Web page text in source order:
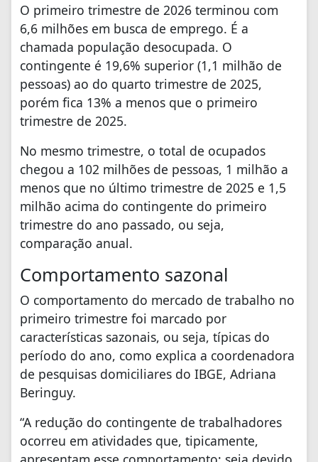
O primeiro trimestre de 2026 terminou com
6,6 milhões em busca de emprego. É a
chamada população desocupada. O
contingente é 19,6% superior (1,1 milhão de
pessoas) ao do quarto trimestre de 2025,
porém fica 13% a menos que o primeiro
trimestre de 2025.
No mesmo trimestre, o total de ocupados
chegou a 102 milhões de pessoas, 1 milhão a
menos que no último trimestre de 2025 e 1,5
milhão acima do contingente do primeiro
trimestre do ano passado, ou seja,
comparação anual.
Comportamento sazonal
O comportamento do mercado de trabalho no
primeiro trimestre foi marcado por
características sazonais, ou seja, típicas do
período do ano, como explica a coordenadora
de pesquisas domiciliares do IBGE, Adriana
Beringuy.
“A redução do contingente de trabalhadores
ocorreu em atividades que, tipicamente,